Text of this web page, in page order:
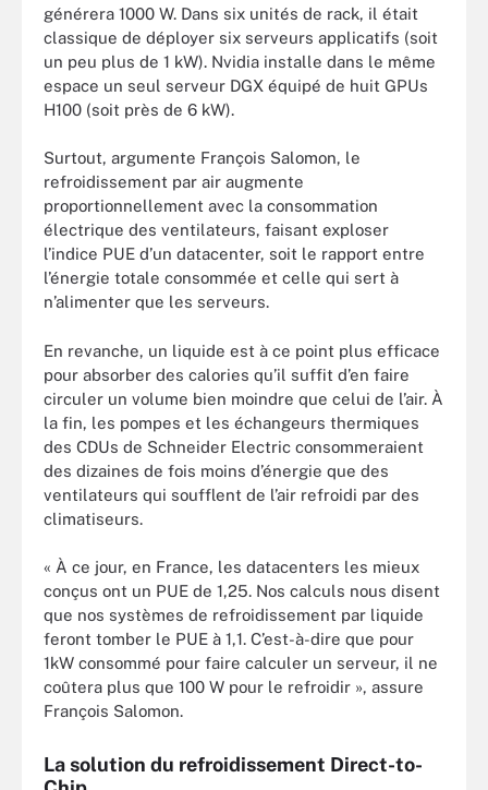
générera 1000 W. Dans six unités de rack, il était
classique de déployer six serveurs applicatifs (soit
un peu plus de 1 kW). Nvidia installe dans le même
espace un seul serveur DGX équipé de huit GPUs
H100 (soit près de 6 kW).
Surtout, argumente François Salomon, le
refroidissement par air augmente
proportionnellement avec la consommation
électrique des ventilateurs, faisant exploser
l’indice PUE d’un datacenter, soit le rapport entre
l’énergie totale consommée et celle qui sert à
n’alimenter que les serveurs.
En revanche, un liquide est à ce point plus efficace
pour absorber des calories qu’il suffit d’en faire
circuler un volume bien moindre que celui de l’air. À
la fin, les pompes et les échangeurs thermiques
des CDUs de Schneider Electric consommeraient
des dizaines de fois moins d’énergie que des
ventilateurs qui soufflent de l’air refroidi par des
climatiseurs.
« À ce jour, en France, les datacenters les mieux
conçus ont un PUE de 1,25. Nos calculs nous disent
que nos systèmes de refroidissement par liquide
feront tomber le PUE à 1,1. C’est-à-dire que pour
1kW consommé pour faire calculer un serveur, il ne
coûtera plus que 100 W pour le refroidir », assure
François Salomon.
La solution du refroidissement Direct-to-